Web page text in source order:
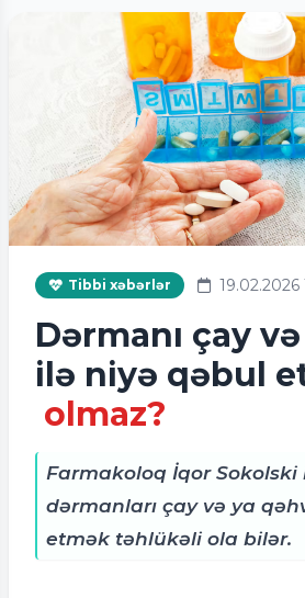
Tibbi xəbərlər 19.02.2026
Dərmanı çay
ilə niyə qəbul
olmaz?
Farmakoloq İqor Sokolski
dərmanları çay və ya
etmək təhlükəli ola bilər.